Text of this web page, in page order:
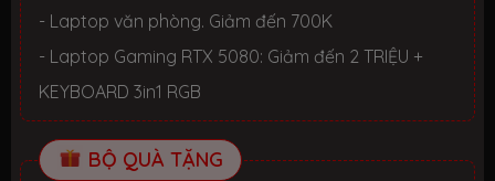
- Laptop văn phòng. Giảm đến 700K
- Laptop Gaming RTX 5080: Giảm đến 2 TRIỆU +
KEYBOARD 3in1 RGB
BỘ QUÀ TẶNG